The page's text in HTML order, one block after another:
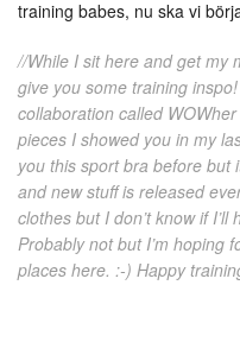
training babes, nu ska vi
//While I sit here and get my
give you some training
collaboration called
pieces I showed you in my
you this sport bra before but
and new stuff is released
clothes but I don’t know if
Probably not but I’m hoping
places here. :-) Happy